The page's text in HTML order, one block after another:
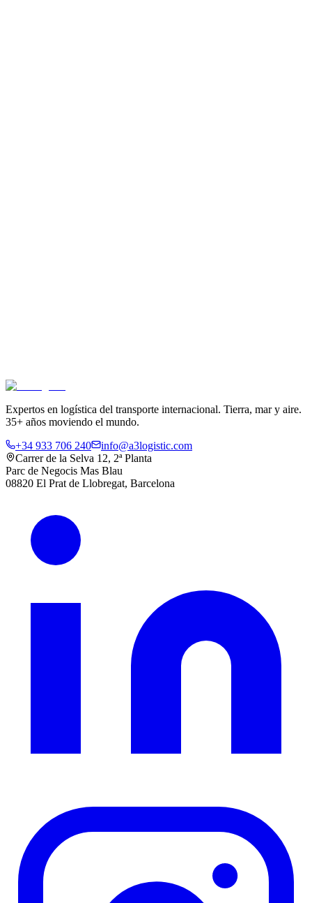
Expertos en logística del transporte internacional. Tierra, mar y aire.
35+ años moviendo el mundo.
+34 933 706 240
info@a3logistic.com
Carrer de la Selva 12, 2ª Planta
Parc de Negocis Mas Blau
08820 El Prat de Llobregat, Barcelona